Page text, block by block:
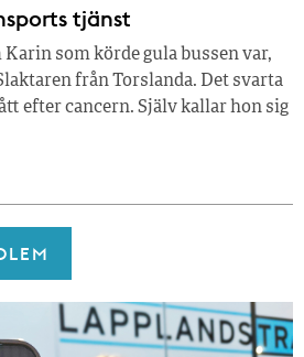
tjänst
som körde gula bussen var,
från Torslanda. Det svarta
efter cancern. Själv kallar hon sig